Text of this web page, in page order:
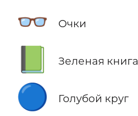
👓 Очки
Зеленая книга
🔵 Голубой круг